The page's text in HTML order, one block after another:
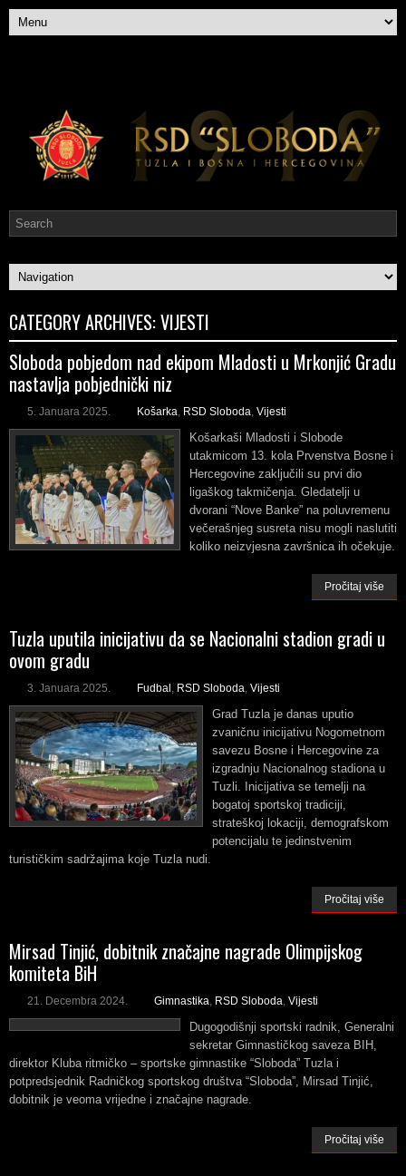
CATEGORY ARCHIVES:VIJESTI
Sloboda pobjedom nad ekipom Mladosti u Mrkonjić Gradu
nastavlja pobjednički niz
5. Januara 2025. Košarka RSD Sloboda Vijesti
Košarkaši Mladosti i Slobode
utakmicom 13. kola Prvenstva Bosne i
Hercegovine zaključili su prvi dio
ligaškog takmičenja. Gledatelji u
dvorani “Nove Banke” na poluvremenu
večerašnjeg susreta nisu mogli naslutiti
koliko neizvjesna završnica ih očekuje.
Pročitaj više
Tuzla uputila inicijativu da se Nacionalni stadion gradi u
ovom gradu
3. Januara 2025. Fudbal RSD Sloboda Vijesti
Grad Tuzla je danas uputio
zvaničnu inicijativu Nogometnom
savezu Bosne i Hercegovine za
izgradnju Nacionalnog stadiona u
Tuzli. Inicijativa se temelji na
bogatoj sportskoj tradiciji,
strateškoj lokaciji, demografskom
potencijalu te jedinstvenim
turističkim sadržajima koje Tuzla nudi.
Pročitaj više
Mirsad Tinjić, dobitnik značajne nagrade Olimpijskog
komiteta BiH
21. Decembra 2024. Gimnastika RSD Sloboda Vijesti
Dugogodišnji sportski radnik, Generalni
sekretar Gimnastičkog saveza BIH,
direktor Kluba ritmičko – sportske gimnastike “Sloboda” Tuzla i
potpredsjednik Radničkog sportskog društva “Sloboda”, Mirsad Tinjić,
dobitnik je veoma vrijedne i značajne nagrade.
Pročitaj više